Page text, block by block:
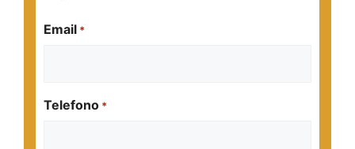
Email *
Telefono *